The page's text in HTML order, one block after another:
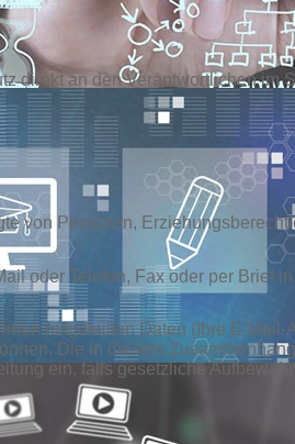
direkt an den Verantwortlichen im
von Personen,
oder Telefon, Fax oder per Brief
mitgeteilten Daten (Ihre E-Mail-
Die in diesem
ein, falls gesetzliche